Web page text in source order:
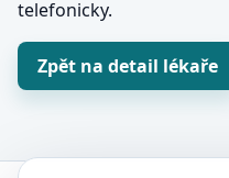
telefonicky.
Zpět na detail lékaře